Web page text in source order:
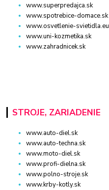
www.superpredajca.sk
www.spotrebice-domace.sk
www.osvetlenie-svietidla.eu
www.uni-kozmetika.sk
www.zahradnicek.sk
STROJE, ZARIADENIE
www.auto-diel.sk
www.auto-techna.sk
www.moto-diel.sk
www.profi-dielna.sk
www.polno-stroje.sk
www.krby-kotly.sk